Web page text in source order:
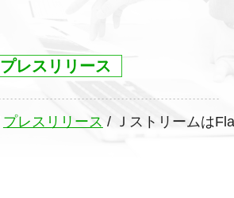
プレスリリース
プレスリリース / Ｊストリームは